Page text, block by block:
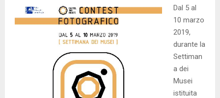
Dal 5 al
10 marzo
2019,
durante la
Settiman
a dei
Musei
istituita